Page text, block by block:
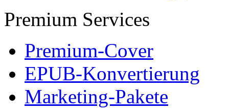
Premium Services
Premium-Cover
EPUB-Konvertierung
Marketing-Pakete